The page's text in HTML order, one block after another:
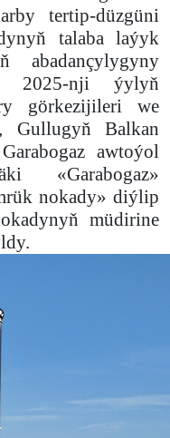
tertip-düzgüni
talaba laýyk
abadançylygyny
2025-nji ýylyň
görkezijileri we
Gullugyň Balkan
awtoýol
«Garabogaz»
nokady» diýlip
müdirine